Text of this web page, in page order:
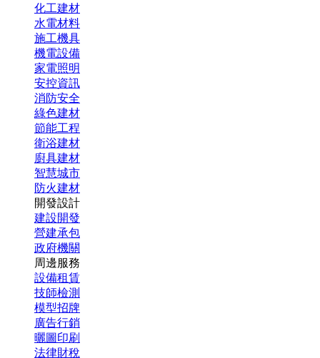
化工建材
水電材料
施工機具
機電設備
家電照明
安控資訊
消防安全
綠色建材
節能工程
衛浴建材
廚具建材
智慧城市
防火建材
開發設計
建設開發
營建承包
政府機關
周邊服務
設備租賃
技師檢測
模型招牌
廣告行銷
曬圖印刷
法律財稅